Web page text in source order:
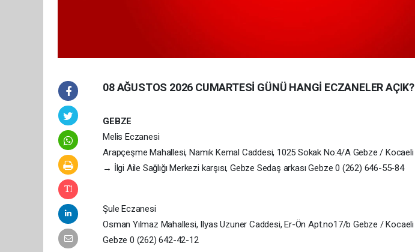
08 AĞUSTOS 2026 CUMARTESİ GÜNÜ HANGİ ECZANELER AÇIK?
GEBZE
Melis Eczanesi
Arapçeşme Mahallesi, Namık Kemal Caddesi, 1025 Sokak No:4/A Gebze / Kocaeli
→ İlgi Aile Sağlığı Merkezi karşısı, Gebze Sedaş arkası Gebze 0 (262) 646-55-84
Şule Eczanesi
Osman Yılmaz Mahallesi, Ilyas Uzuner Caddesi, Er-Ön Apt.no17/b Gebze / Kocaeli
Gebze 0 (262) 642-42-12